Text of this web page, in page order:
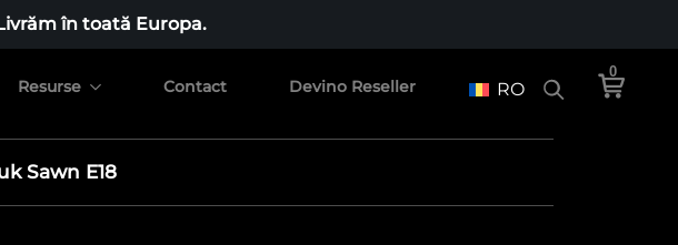
în toată Europa.
Resurse Contact Devino Reseller RO
0
Sawn E18